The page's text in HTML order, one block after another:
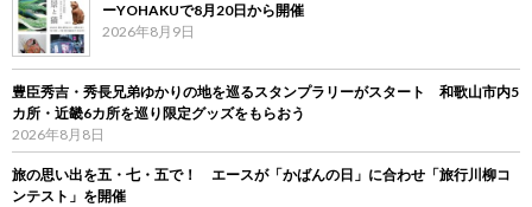
ーYOHAKUで8月20日から開催
2026年8月9日
豊臣秀吉・秀長兄弟ゆかりの地を巡るスタンプラリーがスタート 和歌山市内5
カ所・近畿6カ所を巡り限定グッズをもらおう
2026年8月8日
旅の思い出を五・七・五で！ エースが「かばんの日」に合わせ「旅行川柳コ
ンテスト」を開催